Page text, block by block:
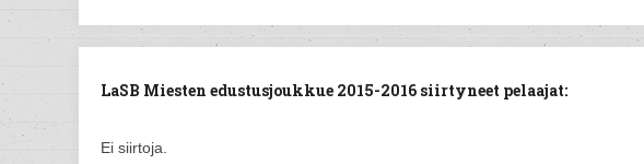
LaSB Miesten edustusjoukkue 2015-2016 siirtyneet pelaajat:
Ei siirtoja.